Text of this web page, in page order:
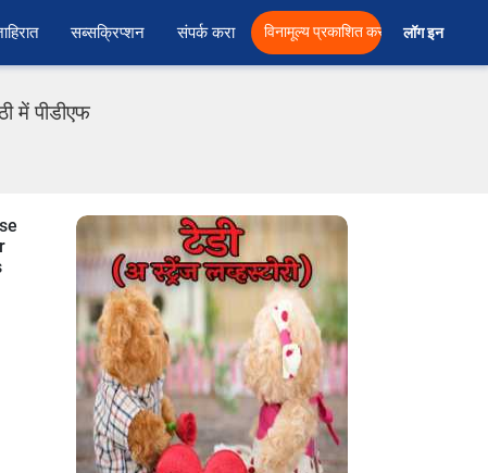
सब्सक्रिप्शन संपर्क करा विनामूल्य प्रकाशित करा लॉग इन
में पीडीएफ